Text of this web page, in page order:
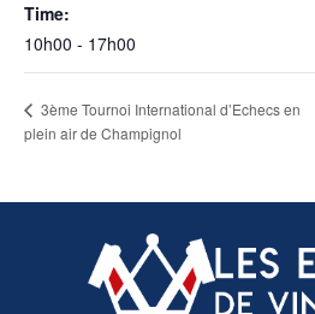
Time:
10h00 - 17h00
3ème Tournoi International d’Echecs en
plein air de Champignol